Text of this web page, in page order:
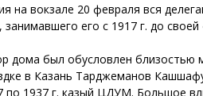
на вокзале 20 февраля вся
его с 1917 г. до своей
дома был обусловлен близостью
в Казань Тарджеманов
по 1937 г. казый ЦДУМ. Большое